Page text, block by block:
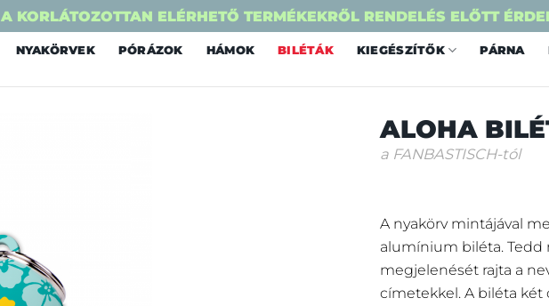
A KORLÁTOZOTTAN ELÉRHETŐ TERMÉKEKRŐL RENDELÉS ELŐTT
NYAKÖRVEK PÓRÁZOK HÁMOK BILÉTÁK KIEGÉSZÍTŐK PÁRNA
ALOHA
a FANBASTISCH-tól
A nyakörv mintájával
alumínium biléta.
megjelenését rajta a
címetekkel. A biléta két